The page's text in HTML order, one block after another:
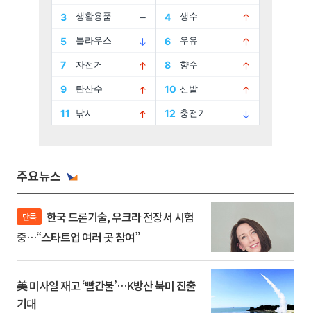
주요뉴스
단독
중…“스타트업 여러 곳 참여”
美 미사일 재고 ‘빨간불’…K방산 북미 진출
기대